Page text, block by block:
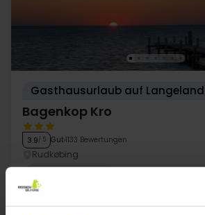
Gasthausurlaub auf Langeland
Bagenkop Kro
3.9/ 5 Gut 1133 Bewertungen
Rudkøbing